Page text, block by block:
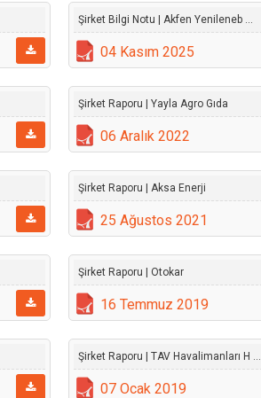
Şirket Bilgi Notu | Akfen Yenileneb ...
04 Kasım 2025
Şirket Raporu | Yayla Agro Gıda
06 Aralık 2022
Şirket Raporu | Aksa Enerji
25 Ağustos 2021
Şirket Raporu | Otokar
16 Temmuz 2019
Şirket Raporu | TAV Havalimanları H ...
07 Ocak 2019